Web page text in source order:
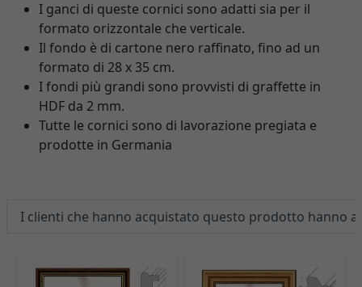
I ganci di queste cornici sono adatti sia per il
formato orizzontale che verticale.
Il fondo è di cartone nero raffinato, fino ad un
formato di 28 x 35 cm.
I fondi più grandi sono provvisti di graffette in
HDF da 2 mm.
Tutte le cornici sono di lavorazione pregiata e
prodotte in Germania
I clienti che hanno acquistato questo prodotto hanno